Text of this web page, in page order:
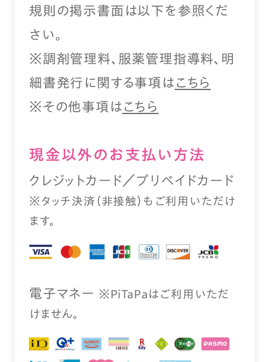
規則の掲示書面は以下を参照くだ
さい。
※調剤管理料、服薬管理指導料、明
細書発行に関する事項は こちら
※その他事項は こちら
現⾦以外のお⽀払い⽅法
クレジットカード／プリペイドカード
※タッチ決済（⾮接触）もご利⽤いただけ
ます。
電⼦マネー ※PiTaPaはご利⽤いただ
けません。